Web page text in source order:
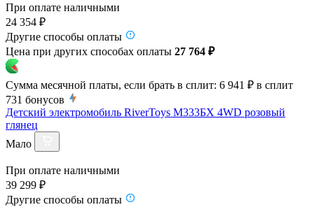
При оплате наличными
24 354 ₽
Другие способы оплаты
Цена при других способах оплаты 27 764 ₽
Сумма месячной платы, если брать в сплит: 6 941 ₽ в сплит
731 бонусов
Детский электромобиль RiverToys М333БХ 4WD розовый
глянец
Мало
При оплате наличными
39 299 ₽
Другие способы оплаты